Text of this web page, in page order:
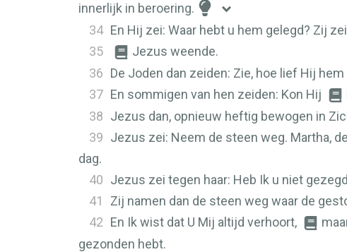
innerlijk in beroering.
34 En Hij zei: Waar hebt u hem gelegd? Zij
35
Jezus weende.
36 De Joden dan zeiden: Zie, hoe lief Hij hem
37 En sommigen van hen zeiden: Kon Hij
38 Jezus dan, opnieuw heftig bewogen in
39 Jezus zei: Neem de steen weg. Martha,
dag.
40 Jezus zei tegen haar: Heb Ik u niet
41
Zij namen dan de steen weg waar de
42 En Ik wist dat U Mij altijd verhoort,
gezonden hebt.